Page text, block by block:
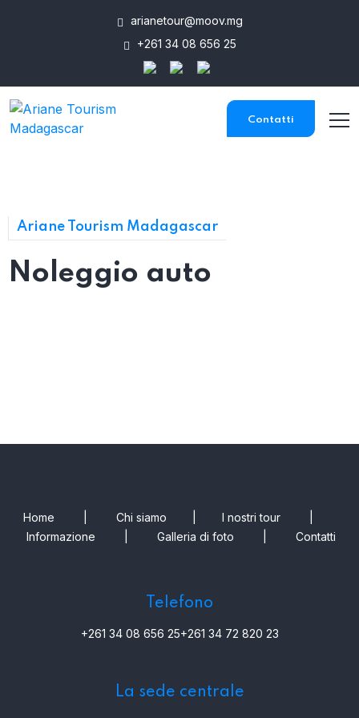
arianetour@moov.mg
+261 34 08 656 25
Contatti
Ariane Tourism Madagascar
Noleggio auto
Home Chi siamo I nostri tour
Informazione
Galleria di foto Contatti
Telefono
+261 34 08 656 25+261 34 72 820 23
La sede centrale